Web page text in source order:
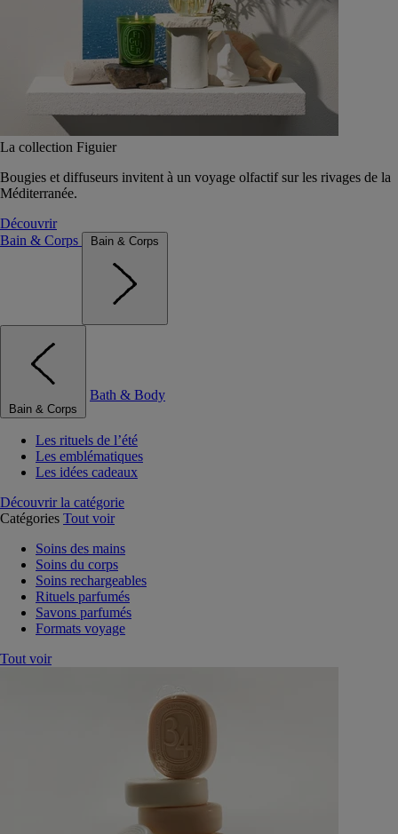
La collection Figuier
Bougies et diffuseurs invitent à un voyage olfactif sur les rivages de la
Méditerranée.
Découvrir
Bain & Corps
Bain & Corps
Bain & Corps
Bath & Body
Les rituels de l’été
Les emblématiques
Les idées cadeaux
Découvrir la catégorie
Catégories Tout voir
Soins des mains
Soins du corps
Soins rechargeables
Rituels parfumés
Savons parfumés
Formats voyage
Tout voir